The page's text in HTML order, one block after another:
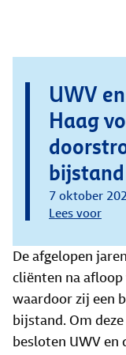
UWV
Haag
bijstand
7 oktober
Lees voor
De afgelopen
cliënten na
waardoor zij een
bijstand. Om
besloten UWV en